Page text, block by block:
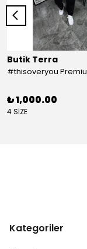
Butik Terra
₺ 1,000.00
4 SİZE
Kategoriler